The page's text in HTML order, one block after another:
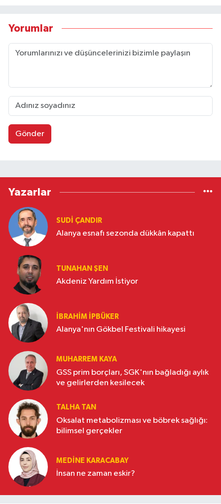
Yorumlar
Gönder
Yazarlar
SUDI ÇANDIR
Alanya esnafı sezonda dükkân kapattı
TUNAHAN ŞEN
Akdeniz Yardım İstiyor
İBRAHIM İPBÜKER
Alanya'nın Gökbel Festivali hikayesi
MUHARREM KAYA
GSS prim borçları, SGK'nın bağladığı aylık
ve gelirlerden kesilecek
TALHA TAN
Oksalat metabolizması ve böbrek sağlığı:
bilimsel gerçekler
MEDINE KARACABAY
İnsan ne zaman eskir?